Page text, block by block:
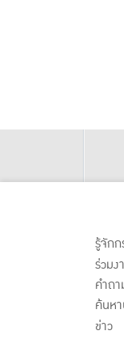
รู้จัก
ร่วมง
คำถ
ค้นห
ข่าว